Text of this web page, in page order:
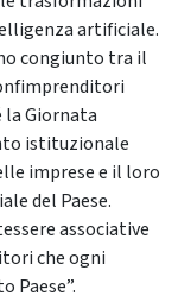
artificiale.
congiunto tra il
la Giornata
istituzionale
imprese e il loro
del Paese.
associative
che ogni
Paese”.